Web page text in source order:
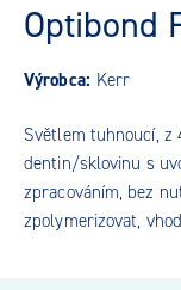
Optibond
Výrobca: Kerr
Světlem tuhnoucí, z
dentin/sklovinu s
zpracováním, bez
zpolymerizovat,